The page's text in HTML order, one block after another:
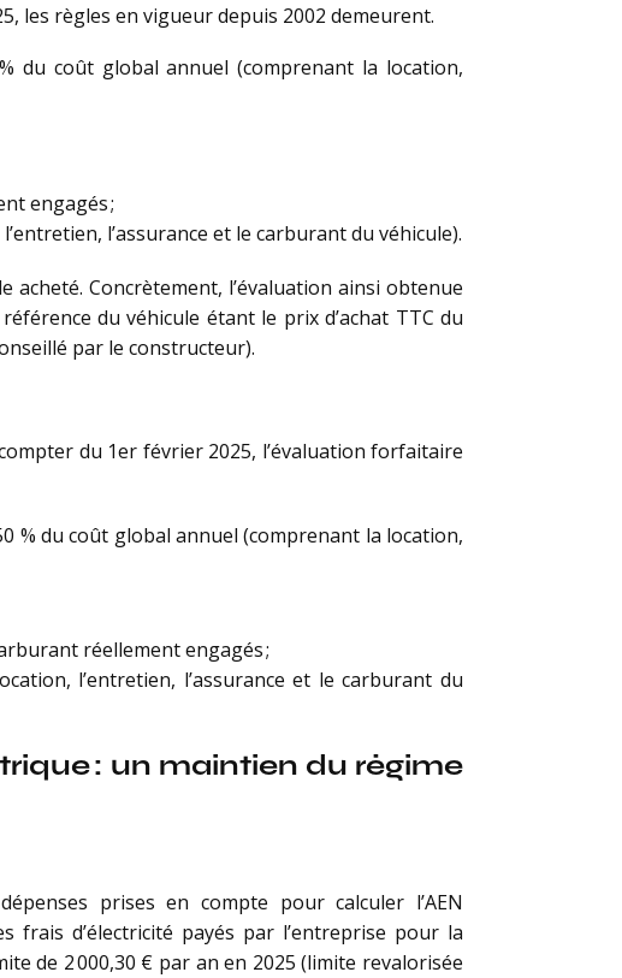
les règles en vigueur depuis 2002 demeurent.
du coût global annuel (comprenant la location,
engagés ;
l’assurance et le carburant du véhicule).
Concrètement, l’évaluation ainsi obtenue
du véhicule étant le prix d’achat TTC du
par le constructeur).
du 1er février 2025, l’évaluation forfaitaire
% du coût global annuel (comprenant la location,
réellement engagés ;
l’entretien, l’assurance et le carburant du
: un maintien du régime
prises en compte pour calculer l’AEN
d’électricité payés par l’entreprise pour la
de 2 000,30 € par an en 2025 (limite revalorisée